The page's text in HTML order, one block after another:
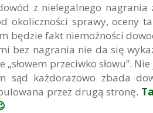
z nielegalnego nagrania
okoliczności sprawy, oceny
będzie fakt niemożności
bez nagrania nie da się
przeciwko słowu”.
sąd każdorazowo zbada
przez drugą stronę.